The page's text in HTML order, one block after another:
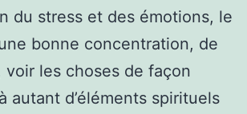
du stress et des émotions, le
bonne concentration, de
voir les choses de façon
autant d’éléments spirituels